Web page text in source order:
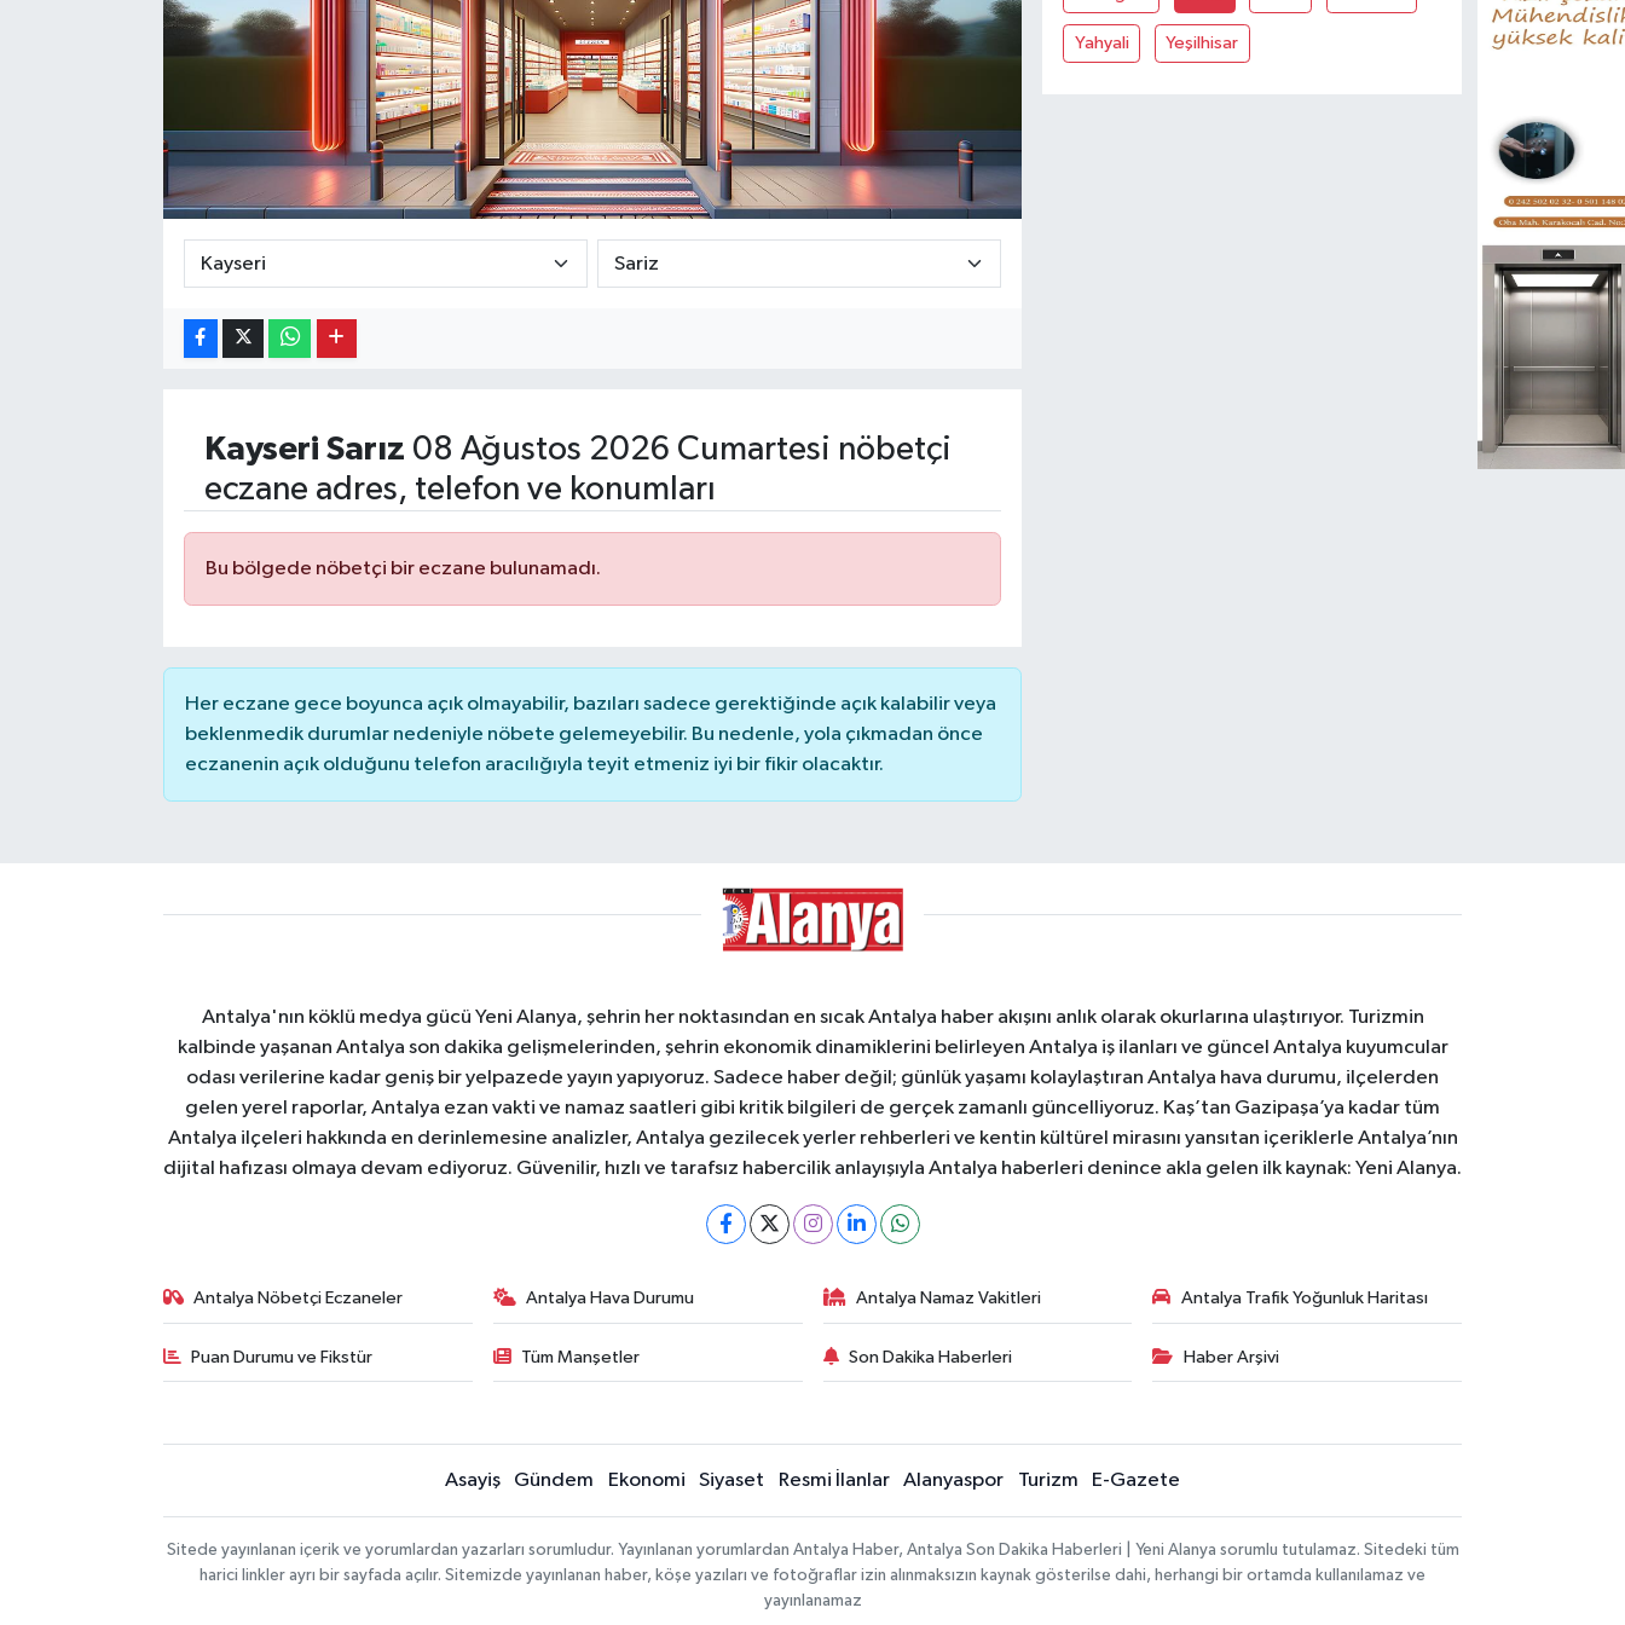
Kayseri Sarız 08 Ağustos 2026 Cumartesi nöbetçi
eczane adres, telefon ve konumları
Bu bölgede nöbetçi bir eczane bulunamadı.
Her eczane gece boyunca açık olmayabilir, bazıları sadece gerektiğinde açık kalabilir veya
beklenmedik durumlar nedeniyle nöbete gelemeyebilir. Bu nedenle, yola çıkmadan önce
eczanenin açık olduğunu telefon aracılığıyla teyit etmeniz iyi bir fikir olacaktır.
Yahyali Yeşilhisar
Antalya'nın köklü medya gücü Yeni Alanya, şehrin her noktasından en sıcak Antalya haber akışını anlık olarak okurlarına ulaştırıyor. Turizmin
kalbinde yaşanan Antalya son dakika gelişmelerinden, şehrin ekonomik dinamiklerini belirleyen Antalya iş ilanları ve güncel Antalya kuyumcular
odası verilerine kadar geniş bir yelpazede yayın yapıyoruz. Sadece haber değil; günlük yaşamı kolaylaştıran Antalya hava durumu, ilçelerden
gelen yerel raporlar, Antalya ezan vakti ve namaz saatleri gibi kritik bilgileri de gerçek zamanlı güncelliyoruz. Kaş’tan Gazipaşa’ya kadar tüm
Antalya ilçeleri hakkında en derinlemesine analizler, Antalya gezilecek yerler rehberleri ve kentin kültürel mirasını yansıtan içeriklerle Antalya’nın
dijital hafızası olmaya devam ediyoruz. Güvenilir, hızlı ve tarafsız habercilik anlayışıyla Antalya haberleri denince akla gelen ilk kaynak: Yeni Alanya.
Antalya Nöbetçi Eczaneler Antalya Hava Durumu Antalya Namaz Vakitleri Antalya Trafik Yoğunluk Haritası
Puan Durumu ve Fikstür Tüm Manşetler Son Dakika Haberleri Haber Arşivi
Asayiş Gündem Ekonomi Siyaset Resmi İlanlar Alanyaspor Turizm E-Gazete
Sitede yayınlanan içerik ve yorumlardan yazarları sorumludur. Yayınlanan yorumlardan Antalya Haber, Antalya Son Dakika Haberleri | Yeni Alanya sorumlu tutulamaz. Sitedeki tüm
harici linkler ayrı bir sayfada açılır. Sitemizde yayınlanan haber, köşe yazıları ve fotoğraflar izin alınmaksızın kaynak gösterilse dahi, herhangi bir ortamda kullanılamaz ve
yayınlanamaz